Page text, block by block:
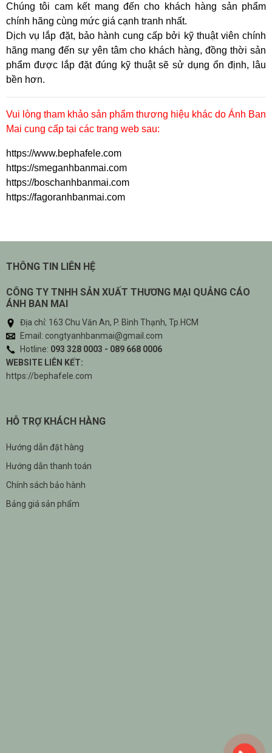
Chúng tôi cam kết mang đến cho khách hàng sản phẩm
chính hãng cùng mức giá cạnh tranh nhất.
Dịch vụ lắp đặt, bảo hành cung cấp bởi kỹ thuật viên chính
hãng mang đến sự yên tâm cho khách hàng, đồng thời sản
phẩm được lắp đặt đúng kỹ thuật sẽ sử dụng ổn định, lâu
bền hơn.
Vui lòng tham khảo sản phẩm thương hiệu khác do Ánh Ban
Mai cung cấp tại các trang web sau:
https://www.bephafele.com
https://smeganhbanmai.com
https://boschanhbanmai.com
https://fagoranhbanmai.com
THÔNG TIN LIÊN HỆ
CÔNG TY TNHH SẢN XUẤT THƯƠNG MẠI QUẢNG CÁO
ÁNH BAN MAI
Địa chỉ: 163 Chu Văn An, P. Bình Thạnh, Tp.HCM
Email: congtyanhbanmai@gmail.com
Hotline: 093 328 0003 - 089 668 0006
WEBSITE LIÊN KẾT:
https://bephafele.com
HỖ TRỢ KHÁCH HÀNG
Hướng dẫn đặt hàng
Hướng dẫn thanh toán
Chính sách bảo hành
Bảng giá sản phẩm